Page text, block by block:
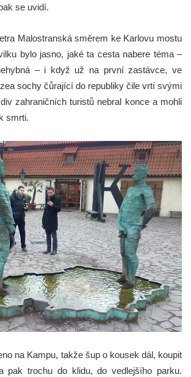
se uvidí.
Malostranská směrem ke Karlovu mostu
bylo jasno, jaké ta cesta nabere téma –
– i když už na první zastávce, ve
sochy čůrající do republiky čile vrtí svými
zahraničních turistů nebral konce a mohli
smrti.
na Kampu, takže šup o kousek dál, koupit
pak trochu do klidu, do vedlejšího parku.